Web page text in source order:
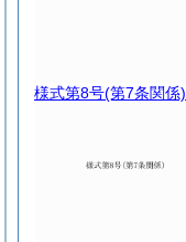
様式第8号(第7条関係)